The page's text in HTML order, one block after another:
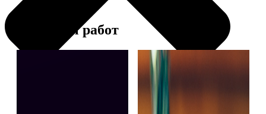
Примеры работ